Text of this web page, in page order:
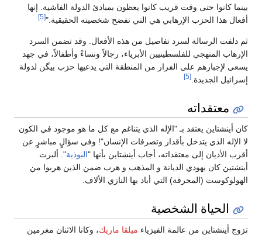
بينما كانوا حتى وقت قريب كانوا يعظون بمبادئ الدولة الفاشية. إنها
أفعال هذا الحزب الإرهابي هي التي تفضح شخصيته الحقيقية."[5]
ثم دلفت الرسالة لسرد تفاصيل من هذه الأفعال. وقد تضمن السرد
الإرهاب المنهجي للفلسطينيين الأبرياء، رجالاً ونساءً وأطفالاً، في جهد
يسعى لإجبارهم على الفرار من المنطقة التي يدعيها حزب بيگن لدولة
إسرائيل الجديدة. [5]
معتقداته
كان أينشتاين يعتقد بـ "الإله الذي يتناغم مع كل ما هو موجود في الكون
لا الإله الذي يتدخل بأقدار وتصرفات الإنسان"! وفي سؤالٍ مباشرٍ عن
أقرب الأديان إلى معتقداته، أجاب أينشتاين بأنها "البوذية". ألبرت
أينشتين كان يهودي الديانة و المذهب و هرب ضمن الذين هربوا من
الهولوكوست (المحرقة) التي أباد بها النازي الألاف.
الحياة الشخصية
تزوج أينشتاين من عالمة الفيزياء ميلڤا ماريك، وكانا الاثنان مغرمين